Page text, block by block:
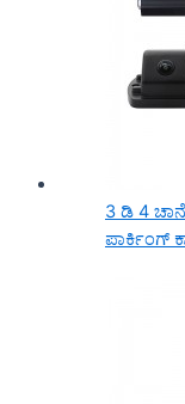
3 ಡಿ 4
ಪಾರ್ಕಿಂಗ್